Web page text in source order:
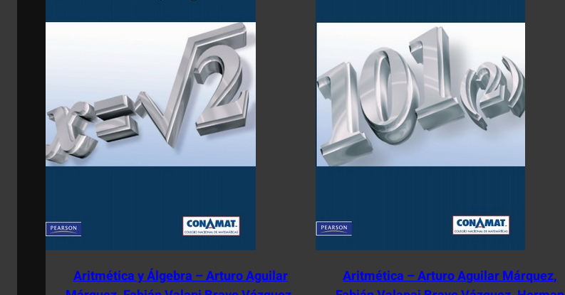
Aritmética y Álgebra – Arturo Aguilar
Aritmética – Arturo Aguilar Márquez,